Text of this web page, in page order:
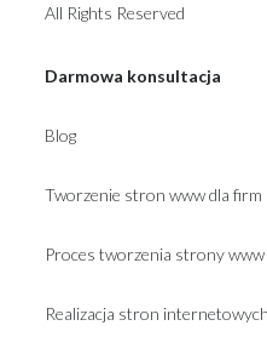
All Rights Reserved
Darmowa konsultacja
Blog
Tworzenie stron www dla firm
Proces tworzenia strony www
Realizacja stron internetowych